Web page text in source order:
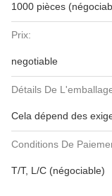
1000 pièces
Prix:
negotiable
Détails De
Cela dépend des
Conditions De
T/T, L/C (négociable)